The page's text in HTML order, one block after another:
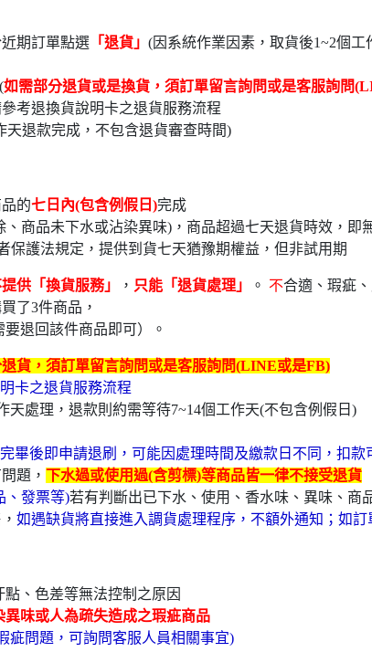
近期訂單點選 「退貨」 (因系統作業因素，取貨後1~2個
如需部分退貨或是換貨，須訂單留言詢問或是客服詢問
考退換貨說明卡之退貨服務流程
天退款完成，不包含退貨審查時間)
的七日內(包含例假日)完
品未下水或沾染異味)，商品超過七天退貨時效，即
護法規定，提供到貨七天猶豫期權益，但非試用期
供「換貨服務」 ， 只能「退貨處理」 。 不合適、瑕疵
了3件商品，
要退回該件商品即可）。
貨，須訂單留言詢問或是客服詢問(LINE或是FB)
卡之退貨服務流程
天處理，退款則約需等待7~14個工作天(不包含例假日)
畢後即申請退刷，可能因處理時間及繳款日不同，扣款
題， 下水過或使用過(含剪標)等商品皆一律不接受退貨
、發票等)若有判斷出已下水、使用、香水味、異味、商
如遇缺貨將直接進入調貨處理程序，不額外通知；如
、色差等無法控制之原因
味或人為疏失造成之瑕疵商品
疵問題，可詢問客服人員相關事宜)